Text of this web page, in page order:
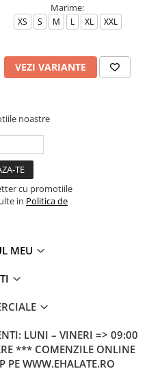
Marime:
XS S M L XL XXL
VEZI VARIANTE
noastre
cu promotiile
in Politica de
MEU
LUNI – VINERI => 09:00
*** COMENZILE ONLINE
PE WWW.EHALATE.RO